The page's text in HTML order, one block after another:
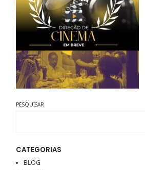
PESQUISAR
CATEGORIAS
BLOG